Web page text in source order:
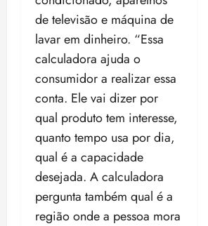
de televisão e máquina de
lavar em dinheiro. “Essa
calculadora ajuda o
consumidor a realizar essa
conta. Ele vai dizer por
qual produto tem interesse,
quanto tempo usa por dia,
qual é a capacidade
desejada. A calculadora
pergunta também qual é a
região onde a pessoa mora